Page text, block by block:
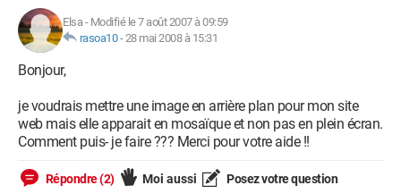
Elsa- Modifié le 7 août 2007 à 09:59
rasoa10-28 mai 2008 à 15:31
Bonjour,
je voudrais mettre une image en arrière plan pour mon site
web mais elle apparait en mosaïque et non pas en plein écran.
Comment puis- je faire ??? Merci pour votre aide !!
Répondre (2) Moi aussi Posez votre question